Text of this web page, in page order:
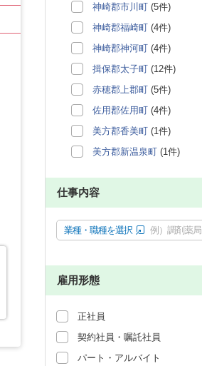
神崎郡市川町 (5件)
神崎郡福崎町 (4件)
神崎郡神河町 (4件)
揖保郡太子町 (12件)
赤穂郡上郡町 (5件)
佐用郡佐用町 (4件)
美方郡香美町 (1件)
美方郡新温泉町 (1件)
仕事内容
業種・職種を選択 例）調剤薬局
雇用形態
正社員
契約社員・嘱託社員
パート・アルバイト